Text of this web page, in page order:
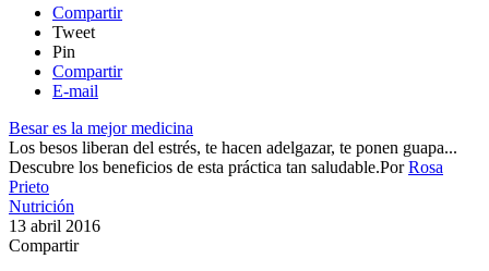
Compartir
Tweet
Pin
Compartir
E-mail
Besar es la mejor medicina
​Los besos liberan del estrés, te hacen adelgazar, te ponen guapa...
Descubre los beneficios de esta práctica tan saludable.​PorRosa
Prieto
Nutrición
13 abril 2016
Compartir